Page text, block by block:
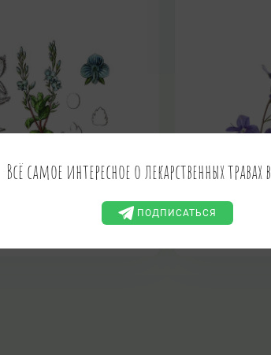
Всё самое интересное о лекарственных травах в
ПОДПИСАТЬСЯ